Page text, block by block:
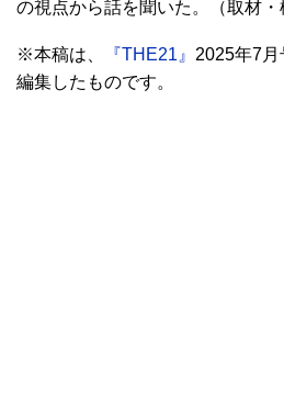
の視点から話を聞いた。（取材・
※本稿は、 『THE21』 2025年7
編集したものです。